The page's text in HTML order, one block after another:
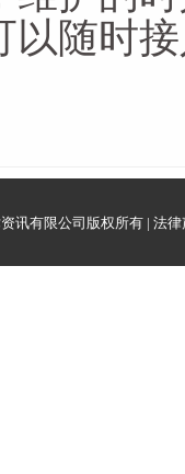
以随时
讯有限公司版权所有 | 法律